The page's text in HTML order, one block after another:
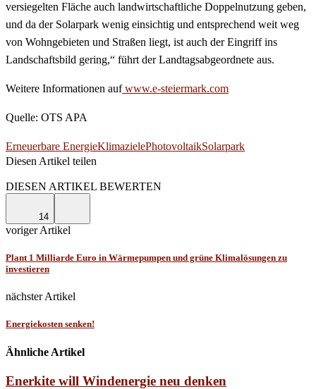
versiegelten Fläche auch landwirtschaftliche Doppelnutzung geben,
und da der Solarpark wenig einsichtig und entsprechend weit weg
von Wohngebieten und Straßen liegt, ist auch der Eingriff ins
Landschaftsbild gering,“ führt der Landtagsabgeordnete aus.
Weitere Informationen aufwww.e-steiermark.com
Quelle: OTS APA
Erneuerbare EnergieKlimazielePhotovoltaikSolarpark
Diesen Artikel teilen
DIESEN ARTIKEL BEWERTEN
14
voriger Artikel
Plant 1 Milliarde Euro in Wärmepumpen und grüne Klimalösungen zu
investieren
nächster Artikel
Energiekosten senken!
Ähnliche Artikel
Enerkite will Windenergie neu denken